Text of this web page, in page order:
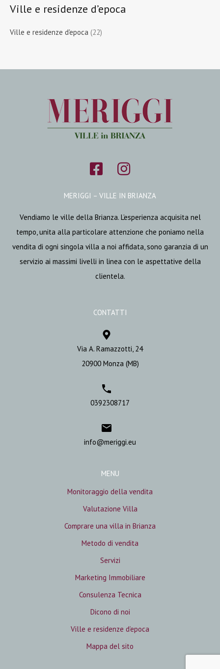
Ville e residenze d’epoca
Ville e residenze d'epoca (22)
MERIGGI – VILLE IN BRIANZA
Vendiamo le ville della Brianza. L’esperienza acquisita nel
tempo, unita alla particolare attenzione che poniamo nella
vendita di ogni singola villa a noi affidata, sono garanzia di un
servizio ai massimi livelli in linea con le aspettative della
clientela.
CONTATTI
Via A. Ramazzotti, 24
20900 Monza (MB)
0392308717
info@meriggi.eu
MENU
Monitoraggio della vendita
Valutazione Villa
Comprare una villa in Brianza
Metodo di vendita
Servizi
Marketing Immobiliare
Consulenza Tecnica
Dicono di noi
Ville e residenze d’epoca
Mappa del sito